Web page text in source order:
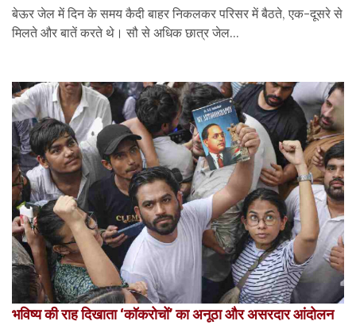
बेऊर जेल में दिन के समय कैदी बाहर निकलकर परिसर में बैठते, एक-दूसरे से
मिलते और बातें करते थे। सौ से अधिक छात्र जेल...
भविष्य की राह दिखाता ‘कॉकरोचों’ का अनूठा और असरदार आंदोलन